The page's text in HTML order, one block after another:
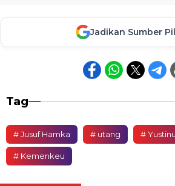
Jadikan Sumber
Tag
# Jusuf Hamka # utang #
# Kemenkeu